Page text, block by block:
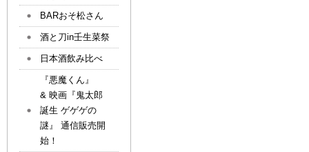
BARおそ松さん
酒と刀in壬生菜祭
日本酒飲み比べ
『悪魔くん』
& 映画『鬼太郎
誕生 ゲゲゲの
謎』 通信販売開
始！